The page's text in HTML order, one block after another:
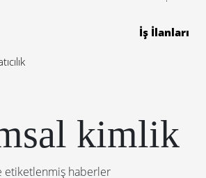
İş İlanları
kimlik
etiketlenmiş haberler